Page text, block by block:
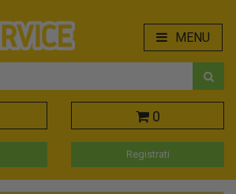
MENU
0
Registrati